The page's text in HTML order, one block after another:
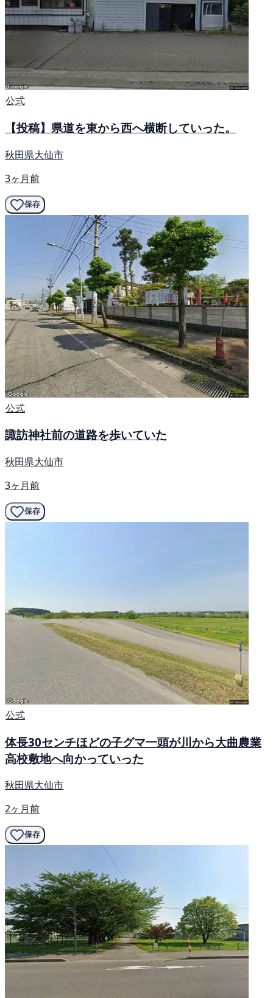
公式
【投稿】県道を東から西へ横断していった。
秋田県大仙市
3ヶ月前
保存
公式
諏訪神社前の道路を歩いていた
秋田県大仙市
3ヶ月前
保存
公式
体長30センチほどの子グマ一頭が川から大曲農業
高校敷地へ向かっていった
秋田県大仙市
2ヶ月前
保存